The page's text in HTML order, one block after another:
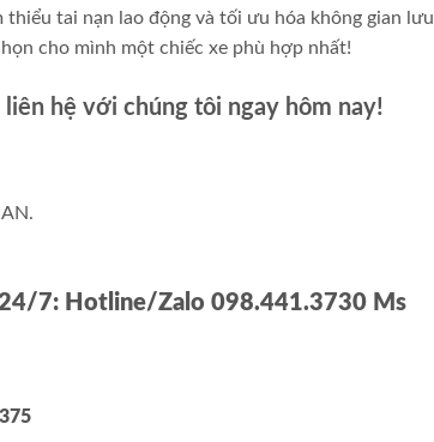
tai nạn lao động và tối ưu hóa không gian lưu
cho mình một chiếc xe phù hợp nhất!
hệ với chúng tôi ngay hôm nay!
24/7: Hotline/Zalo 098.441.3730 Ms